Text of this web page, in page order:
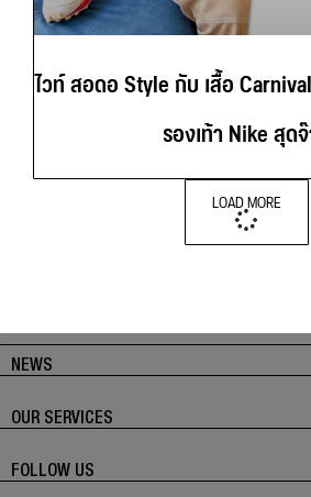
ไวท์ สอดอ Style กับ เสื้อ
รองเท้า Nike สุด
LOAD MORE
NEWS
OUR SERVICES
FOLLOW US